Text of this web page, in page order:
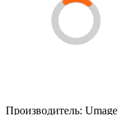
Производитель: Umage